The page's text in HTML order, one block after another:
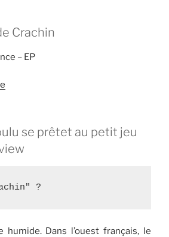
Crachin
– EP
se prêtet au petit jeu
?
humide. Dans l’ouest français, le